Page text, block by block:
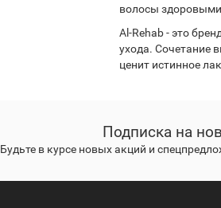
волосы
Al-Rehab - это
ухода. Сочетание
ценит истинное
Подписка на
Будьте в курсе новых акций и